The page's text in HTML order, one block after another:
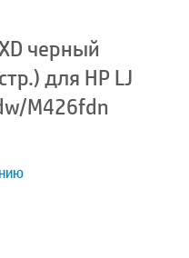
черный
для HP LJ
M426fdn